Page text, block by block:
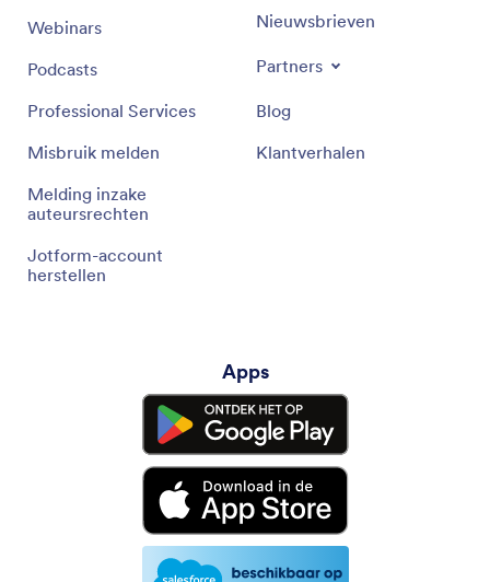
Webinars
Podcasts
Professional Services
Misbruik melden
Melding inzake
auteursrechten
Jotform-account
herstellen
Nieuwsbrieven
Partners
Blog
Klantverhalen
Apps